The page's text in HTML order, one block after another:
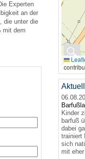
Experten
an der
die unter die
mit dem
🔍
Kinder
barfuß
dabei
trainiert
sich
mit